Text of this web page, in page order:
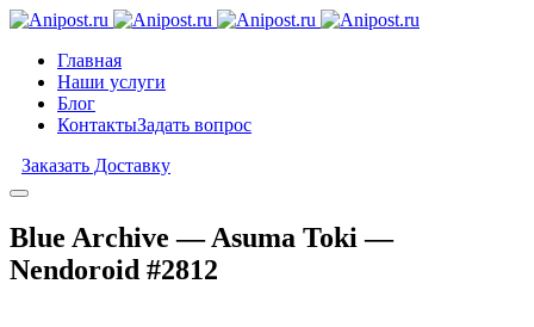
Главная
Наши услуги
Блог
КонтактыЗадать вопрос
Заказать Доставку
Blue Archive — Asuma Toki —
Nendoroid #2812